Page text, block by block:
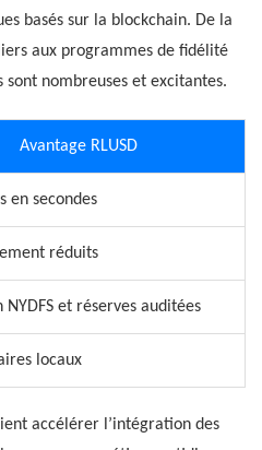
basés sur la blockchain. De la
aux programmes de fidélité
nombreuses et excitantes.
Avantage RLUSD
en secondes
réduits
NYDFS et réserves auditées
locaux
accélérer l’intégration des